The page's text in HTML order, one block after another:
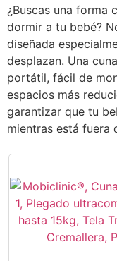
¿Buscas una forma
dormir a tu bebé?
diseñada
desplazan. Una
portátil, fácil de
espacios más
garantizar que tu
mientras está fuera